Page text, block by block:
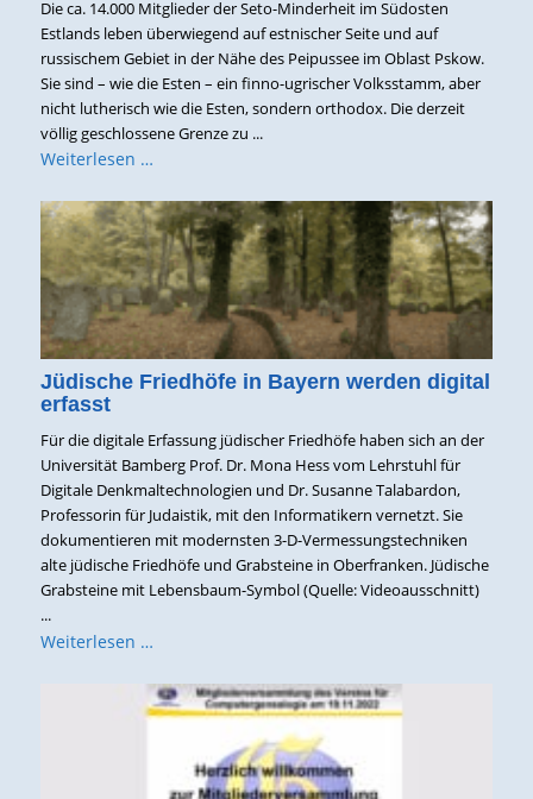
Die ca. 14.000 Mitglieder der Seto-Minderheit im Südosten
Estlands leben überwiegend auf estnischer Seite und auf
russischem Gebiet in der Nähe des Peipussee im Oblast Pskow.
Sie sind – wie die Esten – ein finno-ugrischer Volksstamm, aber
nicht lutherisch wie die Esten, sondern orthodox. Die derzeit
völlig geschlossene Grenze zu ...
Weiterlesen …
Jüdische Friedhöfe in Bayern werden digital
erfasst
Für die digitale Erfassung jüdischer Friedhöfe haben sich an der
Universität Bamberg Prof. Dr. Mona Hess vom Lehrstuhl für
Digitale Denkmaltechnologien und Dr. Susanne Talabardon,
Professorin für Judaistik, mit den Informatikern vernetzt. Sie
dokumentieren mit modernsten 3-D-Vermessungstechniken
alte jüdische Friedhöfe und Grabsteine in Oberfranken. Jüdische
Grabsteine mit Lebensbaum-Symbol (Quelle: Videoausschnitt)
...
Weiterlesen …